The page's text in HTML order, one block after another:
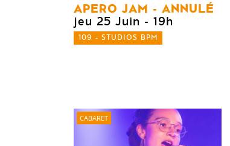
APERO JAM - ANNULÉ
jeu 25 Juin - 19h
109 - STUDIOS BPM
CABARET